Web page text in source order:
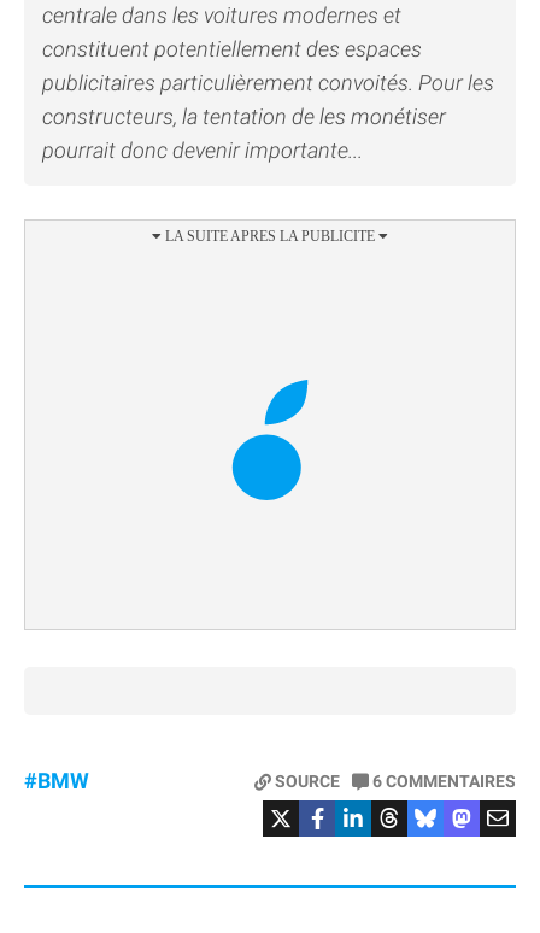
centrale dans les voitures modernes et
constituent potentiellement des espaces
publicitaires particulièrement convoités. Pour les
constructeurs, la tentation de les monétiser
pourrait donc devenir importante...
#BMW SOURCE 6COMMENTAIRES